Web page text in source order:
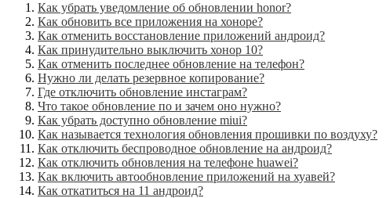
Как убрать уведомление об обновлении honor?
Как обновить все приложения на хоноре?
Как отменить восстановление приложений андроид?
Как принудительно выключить хонор 10?
Как отменить последнее обновление на телефон?
Нужно ли делать резервное копирование?
Где отключить обновление инстаграм?
Что такое обновление по и зачем оно нужно?
Как убрать доступно обновление miui?
Как называется технология обновления прошивки по воздуху?
Как отключить беспроводное обновление на андроид?
Как отключить обновления на телефоне huawei?
Как включить автообновление приложений на хуавей?
Как откатиться на 11 андроид?